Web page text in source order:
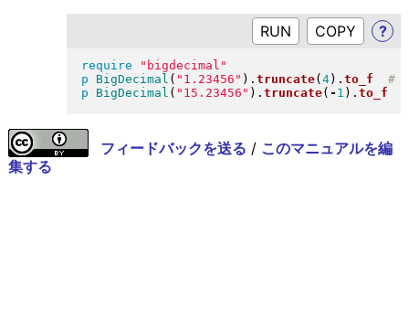
RUN ?
require " bigdecimal "
p
BigDecimal ( " 1.23456 " ) . truncate( 4) . to_f
p
BigDecimal ( " 15.23456 " ) . truncate( - 1 ) . to_f
フィードバックを送る / このマニュアルを編
集する